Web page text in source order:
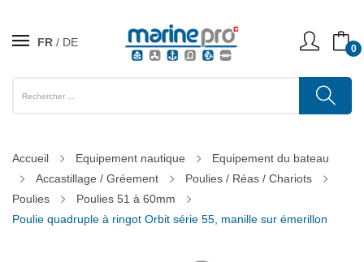
FR DE 0
Accueil Equipement nautique
Equipement du bateau
Accastillage / Gréement
Poulies / Réas / Chariots
Poulies
Poulies 51 à 60mm
Poulie quadruple à ringot Orbit série 55, manille sur émerillon